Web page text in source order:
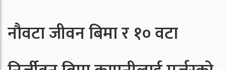
नौवटा जीवन बिमा र १० वटा